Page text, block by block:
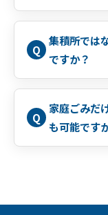
集積所では
ですか？
家庭ごみだ
も可能です